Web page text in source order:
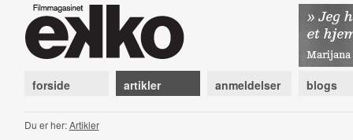
forside artikler anmeldelser blogs
Du er her:Artikler